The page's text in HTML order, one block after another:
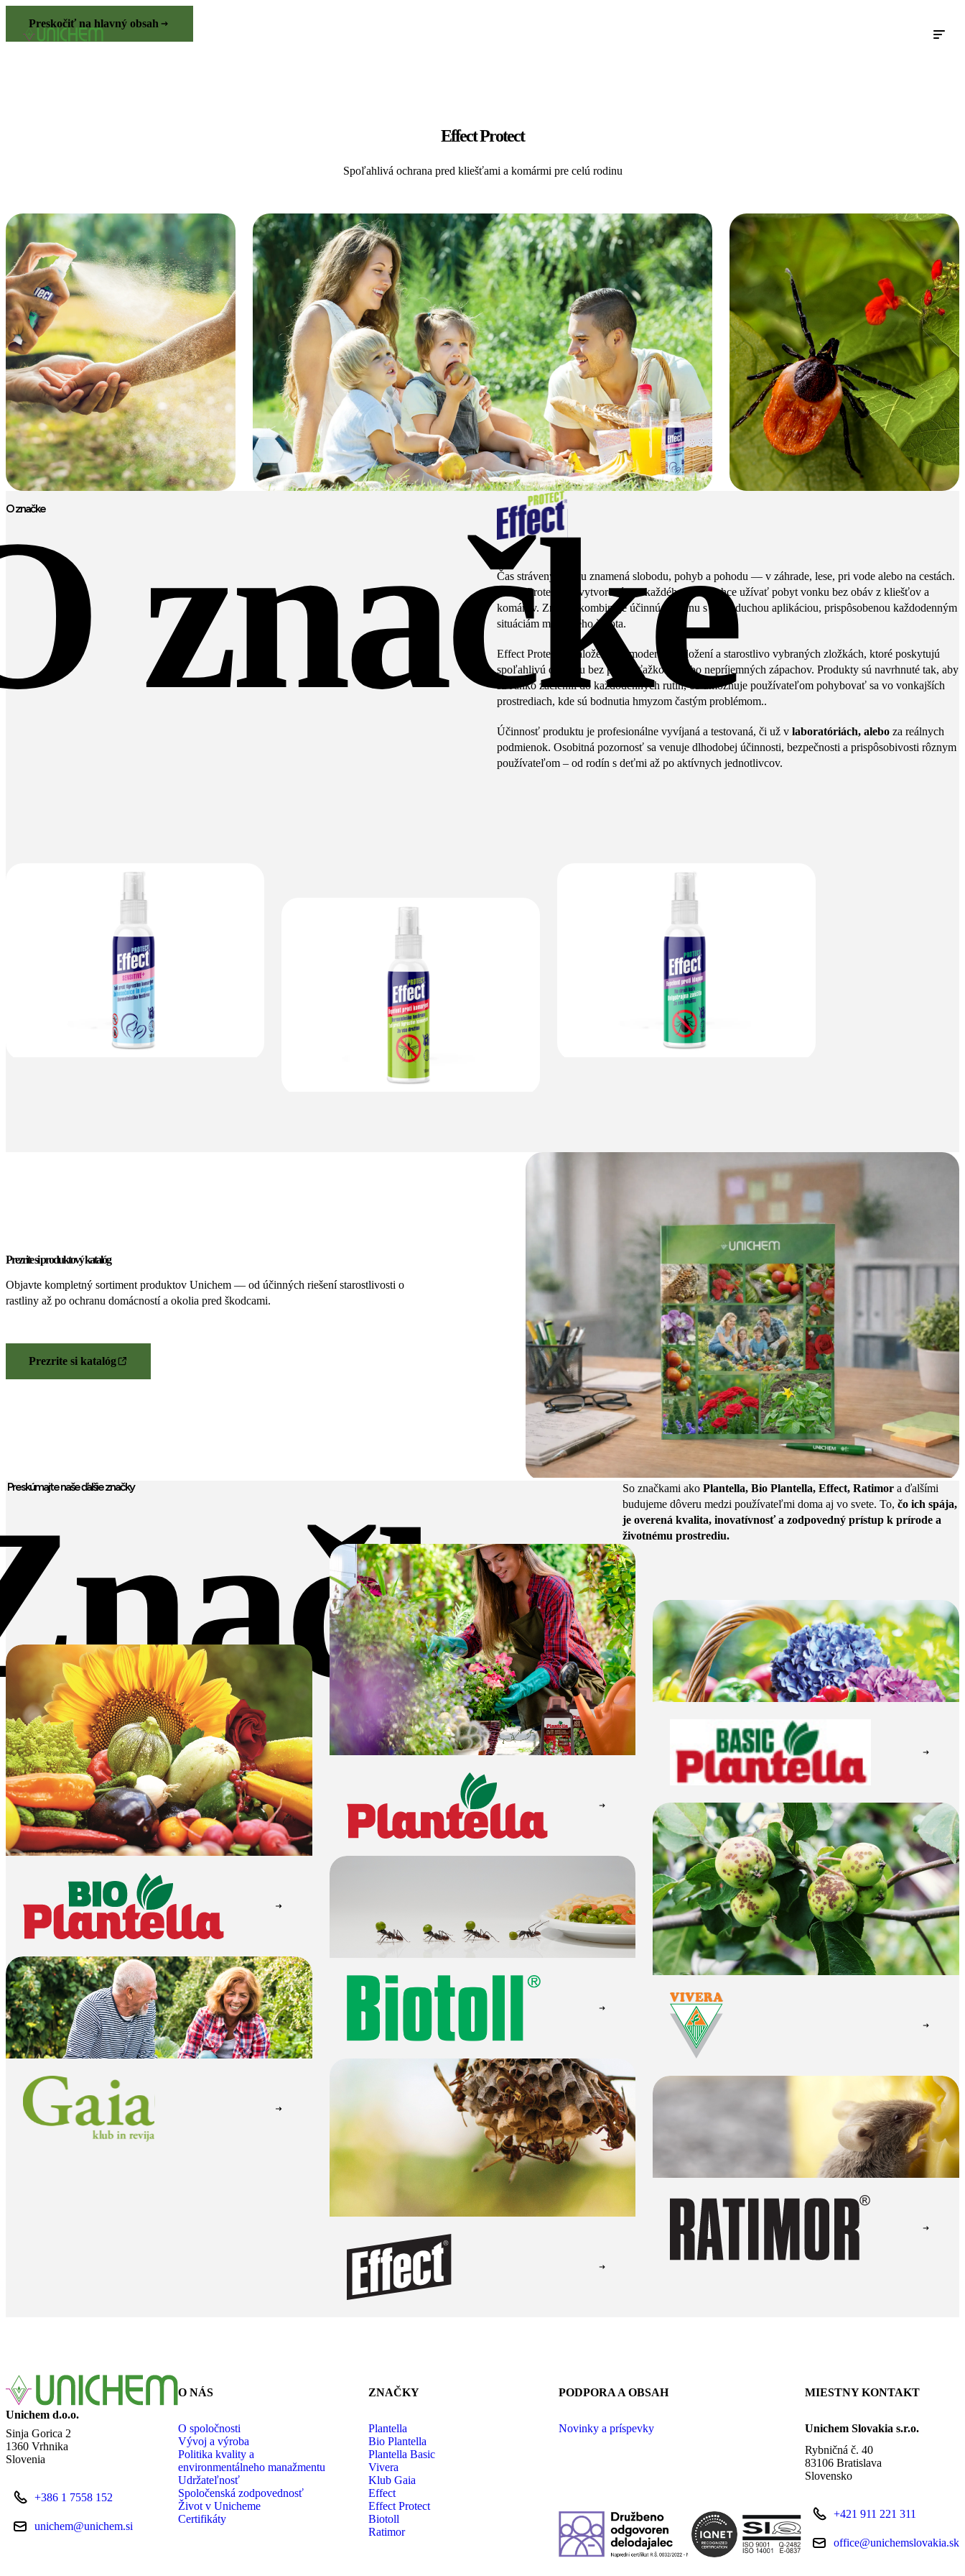
Preskočiť na hlavný obsah
Effect Protect
Spoľahlivá ochrana pred kliešťami a komármi pre celú rodinu
značke
O značke
Čas strávený vonku znamená slobodu, pohyb a pohodu — v záhrade, lese, pri vode alebo na cestách.
Effect Protect bol vytvorený pre každého, kto si chce užívať pobyt vonku bez obáv z kliešťov a
komárov. Značka kombinuje účinnú ochranu s jednoduchou aplikáciou, prispôsobenou každodenným
situáciám moderného života.
Effect Protect je založený na modernom zložení a starostlivo vybraných zložkách, ktoré poskytujú
spoľahlivú ochranu bez pocitu ťažkosti alebo nepríjemných zápachov. Produkty sú navrhnuté tak, aby
sa ľahko začlenili do každodenných rutín, čo umožňuje používateľom pohybovať sa vo vonkajších
prostrediach, kde sú bodnutia hmyzom častým problémom..
Účinnosť produktu je profesionálne vyvíjaná a testovaná, či už v laboratóriách, alebo za reálnych
podmienok. Osobitná pozornosť sa venuje dlhodobej účinnosti, bezpečnosti a prispôsobivosti rôznym
používateľom – od rodín s deťmi až po aktívnych jednotlivcov.
Prezrite si produktový katalóg
Objavte kompletný sortiment produktov Unichem — od účinných riešení starostlivosti o
rastliny až po ochranu domácností a okolia pred škodcami.
Prezrite si katalóg
Preskúmajte naše ďalšie značky So značkami ako Plantella, Bio Plantella, Effect, Ratimor a ďalšími
budujeme dôveru medzi používateľmi doma aj vo svete. To, čo ich spája,
je overená kvalita, inovatívnosť a zodpovedný prístup k prírode a
životnému prostrediu.
Unichem d.o.o.
Sinja Gorica 2
1360 Vrhnika
Slovenia
+386 1 7558 152
unichem@unichem.si
O NÁS
O spoločnosti
Vývoj a výroba
Politika kvality a
environmentálneho manažmentu
Udržateľnosť
Spoločenská zodpovednosť
Život v Unicheme
Certifikáty
ZNAČKY
Plantella
Bio Plantella
Plantella Basic
Vivera
Klub Gaia
Effect
Effect Protect
Biotoll
Ratimor
PODPORA A OBSAH
Novinky a príspevky
MIESTNY KONTAKT
Unichem Slovakia s.r.o.
Rybničná č. 40
83106 Bratislava
Slovensko
+421 911 221 311
office@unichemslovakia.sk